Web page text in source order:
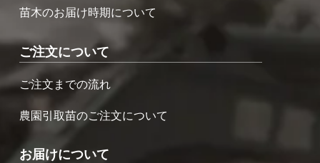
苗木のお届け時期について
ご注文について
ご注文までの流れ
農園引取苗のご注文について
お届けについて